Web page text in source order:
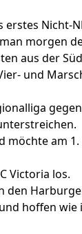
Nicht-
morgen
aus der
und
am
Victoria los.
hoffen